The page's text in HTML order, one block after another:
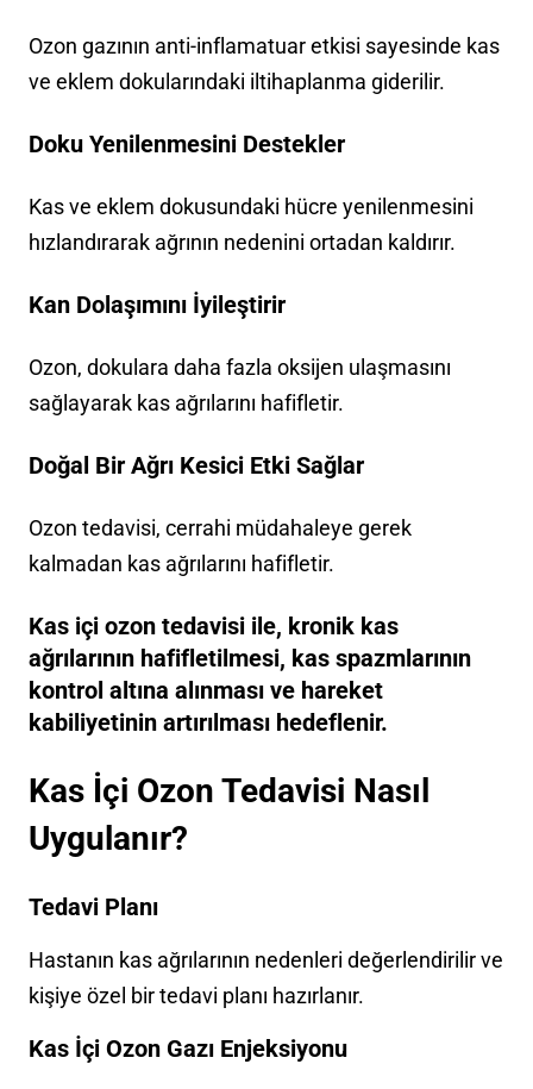
Ozon gazının anti-inflamatuar etkisi sayesinde kas
ve eklem dokularındaki iltihaplanma giderilir.
Doku Yenilenmesini Destekler
Kas ve eklem dokusundaki hücre yenilenmesini
hızlandırarak ağrının nedenini ortadan kaldırır.
Kan Dolaşımını İyileştirir
Ozon, dokulara daha fazla oksijen ulaşmasını
sağlayarak kas ağrılarını hafifletir.
Doğal Bir Ağrı Kesici Etki Sağlar
Ozon tedavisi, cerrahi müdahaleye gerek
kalmadan kas ağrılarını hafifletir.
Kas içi ozon tedavisi ile, kronik kas
ağrılarının hafifletilmesi, kas spazmlarının
kontrol altına alınması ve hareket
kabiliyetinin artırılması hedeflenir.
Kas İçi Ozon Tedavisi Nasıl
Uygulanır?
Tedavi Planı
Hastanın kas ağrılarının nedenleri değerlendirilir ve
kişiye özel bir tedavi planı hazırlanır.
Kas İçi Ozon Gazı Enjeksiyonu